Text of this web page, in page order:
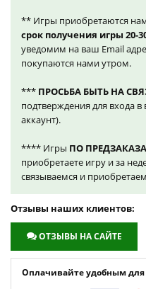
** Игры приобретаются
срок получения игры 20-
уведомим на ваш Email
покупаются нами утром.
*** ПРОСЬБА БЫТЬ НА
подтверждения для входа
аккаунт).
**** Игры ПО
приобретаете игру и за
связываемся и
Отзывы наших клиентов:
ОТЗЫВЫ НА САЙТЕ
Оплачивайте удобным для